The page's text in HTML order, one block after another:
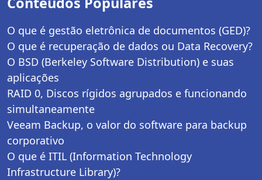
O que é gestão eletrônica de documentos (GED)?
O que é recuperação de dados ou Data Recovery?
O BSD (Berkeley Software Distribution) e suas
aplicações
RAID 0, Discos rígidos agrupados e funcionando
simultaneamente
Veeam Backup, o valor do software para backup
corporativo
O que é ITIL (Information Technology
Infrastructure Library)?